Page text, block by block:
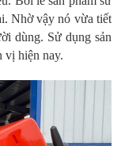
Nhờ vậy nó vừa tiết
dùng. Sử dụng sản
vị hiện nay.